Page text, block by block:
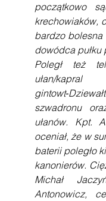
początkowo
krechowiaków,
bardzo bolesna
dowódca pułku
Poległ też
ułan/
szwadronu
ułanów. Kpt.
oceniał, że w
baterii poległo
kanonierów.
Michał
Antonowicz,